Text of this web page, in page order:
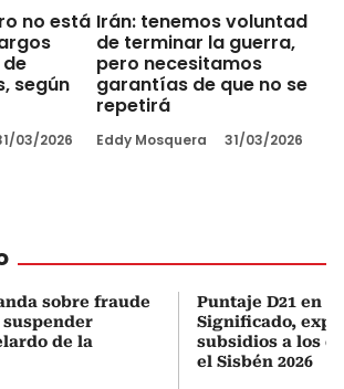
no está
según
03/2026
Irán: tenemos voluntad
de terminar la guerra,
pero necesitamos
garantías de que no se
repetirá
Eddy Mosquera 31/03/2026
sobre fraude
de la
Puntaje D21 en
Significado,
subsidios a los
el Sisbén 2026